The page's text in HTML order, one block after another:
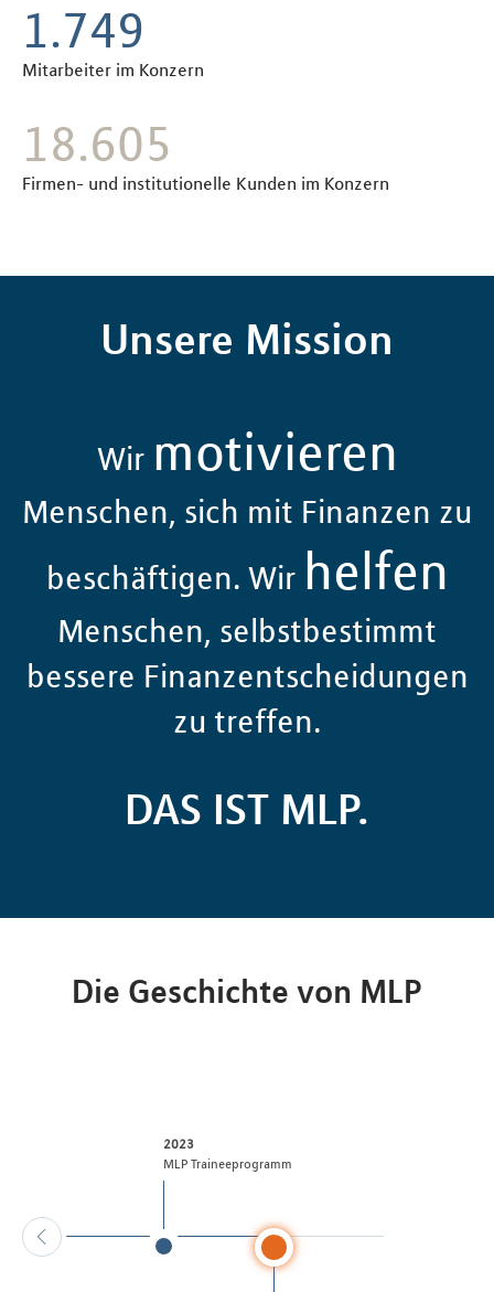
2.227
Mitarbeiter im Konzern
23.619
Firmen- und institutionelle Kunden im Konzern
Unsere Mission
Wir motivieren
Menschen, sich mit Finanzen zu
beschäftigen. Wir helfen
Menschen, selbstbestimmt
bessere Finanzentscheidungen
zu treffen.
DAS IST MLP.
Die Geschichte von MLP
2023
MLP Traineeprogramm